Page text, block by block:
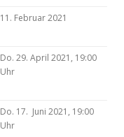
11. Februar 2021
Do. 29. April 2021, 19:00
Uhr
Do. 17. Juni 2021, 19:00
Uhr